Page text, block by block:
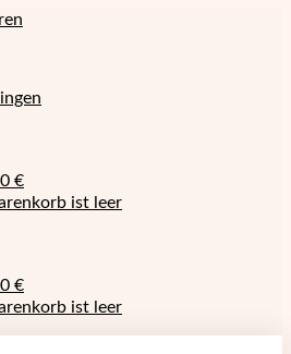
€
ist leer
€
ist leer